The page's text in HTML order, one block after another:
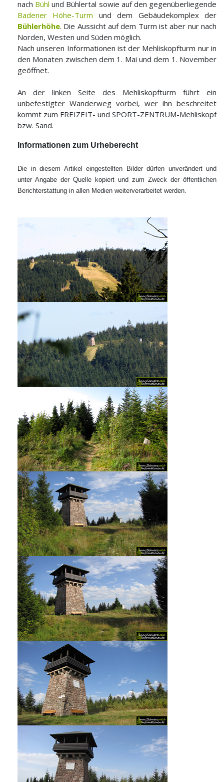
nach Bühl und Bühlertal sowie auf den gegenüberliegende
Badener Höhe-Turm und dem Gebäudekomplex der
Bühlerhöhe. Die Aussicht auf dem Turm ist aber nur nach
Norden, Westen und Süden möglich.
Nach unseren Informationen ist der Mehliskopfturm nur in
den Monaten zwischen dem 1. Mai und dem 1. November
geöffnet.
An der linken Seite des Mehliskopfturm führt ein
unbefestigter Wanderweg vorbei, wer ihn beschreitet
kommt zum FREIZEIT- und SPORT-ZENTRUM-Mehliskopf
bzw. Sand.
Informationen zum Urheberecht
Die in diesem Artikel eingestellten Bilder dürfen unverändert und
unter Angabe der Quelle kopiert und zum Zweck der öffentlichen
Berichterstattung in allen Medien weiterverarbeitet werden.